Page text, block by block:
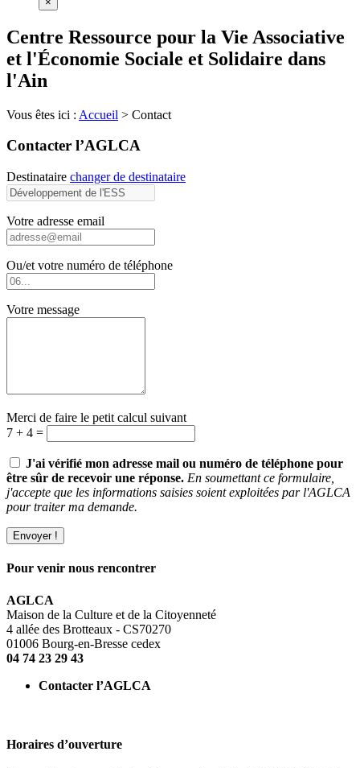
Centre Ressource pour la Vie Associative
et l'Économie Sociale et Solidaire dans
l'Ain
Vous êtes ici : Accueil > Contact
Contacter l’AGLCA
Destinataire changer de destinataire
Votre adresse email
Ou/et votre numéro de téléphone
Votre message
Merci de faire le petit calcul suivant
7 + 4 =
J'ai vérifié mon adresse mail ou numéro de téléphone pour
être sûr de recevoir une réponse. En soumettant ce formulaire,
j'accepte que les informations saisies soient exploitées par l'AGLCA
pour traiter ma demande.
Pour venir nous rencontrer
AGLCA
Maison de la Culture et de la Citoyenneté
4 allée des Brotteaux - CS70270
01006 Bourg-en-Bresse cedex
04 74 23 29 43
Contacter l’AGLCA
Horaires d’ouverture